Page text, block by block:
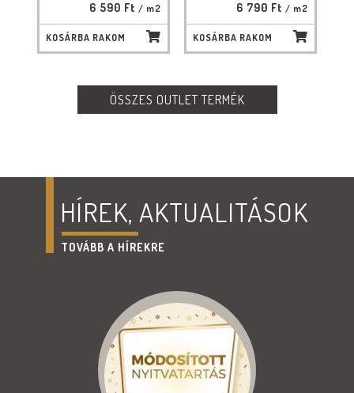
6 590 Ft / m2
KOSÁRBA RAKOM
6 790 Ft / m2
KOSÁRBA RAKOM
ÖSSZES OUTLET TERMÉK
HÍREK, AKTUALITÁSOK
TOVÁBB A HÍREKRE